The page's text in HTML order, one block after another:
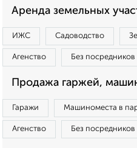
Аренда земельных
ИЖС Садоводство
Агенство Без посредников
Продажа гаржей,
Гаражи Машиноместа в
Агенство Без посредников